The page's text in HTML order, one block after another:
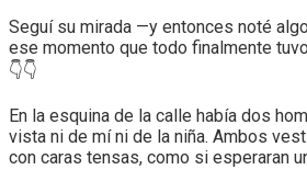
Seguí su mirada —y entonces noté
ese momento que todo finalmente
👇👇
En la esquina de la calle había dos
vista ni de mí ni de la niña. Ambos
con caras tensas, como si esperaran